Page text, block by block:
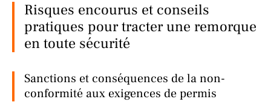
Risques encourus et conseils
pratiques pour tracter une remorque
en toute sécurité
Sanctions et conséquences de la non-
conformité aux exigences de permis